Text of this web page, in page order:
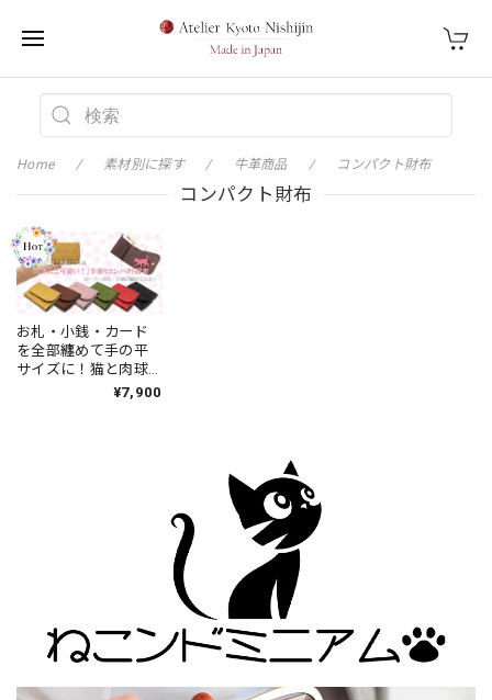
Home 素材別に探す 牛革商品 コンパクト財布
コンパクト財布
お札・小銭・カード
を全部纏めて手の平
サイズに！猫と肉球
の牛革手乗りコンパ
¥7,900